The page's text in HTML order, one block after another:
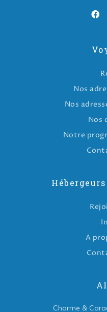
Nos
Nos
Nos
Notre
A
Charme &